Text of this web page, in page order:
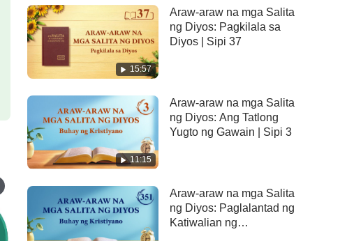
15:57
Araw-araw na mga Salita
ng Diyos: Pagkilala sa
Diyos | Sipi 37
11:15
Araw-araw na mga Salita
ng Diyos: Ang Tatlong
Yugto ng Gawain | Sipi 3
Araw-araw na mga Salita
ng Diyos: Paglalantad ng
Katiwalian ng